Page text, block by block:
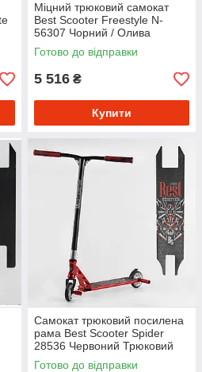
Міцний трюковий самокат
Best Scooter Freestyle N-
56307 Чорний / Олива
Самокат трюковий посилена
рама
Готово до відправки
5 516 ₴
Купити
Самокат трюковий посилена
рама Best Scooter Spider
28536 Червоний Трюковий
самокат hic для підлітків
Готово до відправки